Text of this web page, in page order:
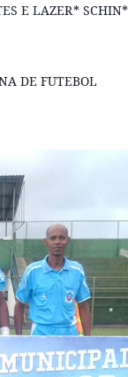
E LAZER* SCHIN*
DE FUTEBOL